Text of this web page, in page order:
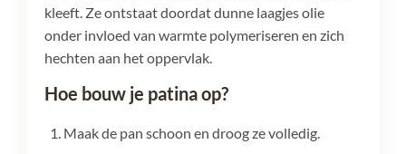
kleeft. Ze ontstaat doordat dunne laagjes olie
onder invloed van warmte polymeriseren en zich
hechten aan het oppervlak.
Hoe bouw je patina op?
Maak de pan schoon en droog ze volledig.